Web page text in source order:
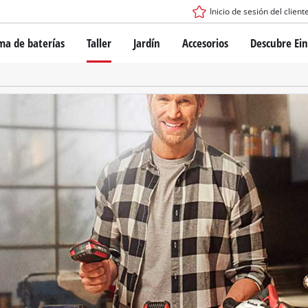
Inicio de sesión del cliente
de baterías
de batería Power X-Change
originales Einhell vs. réplicas
Einhell PROFESSIONAL
dispositivos PROFESSIONAL
eléctricas PROFESSIONAL
de jardín PROFESSIONAL
Taller
Destornillador inalámbrico
Rotomartillos
Amoladoras angulares
Sierras
Lijadoras
Equipos de medición
Otras herramientas
Sierras de mesa
Compresoras de aire
Otras máquinas
Jardín Accesorios Descubre